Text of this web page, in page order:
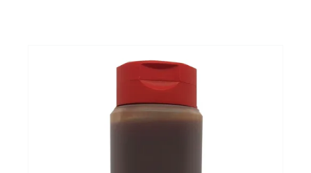
Huis & Gezelligheid